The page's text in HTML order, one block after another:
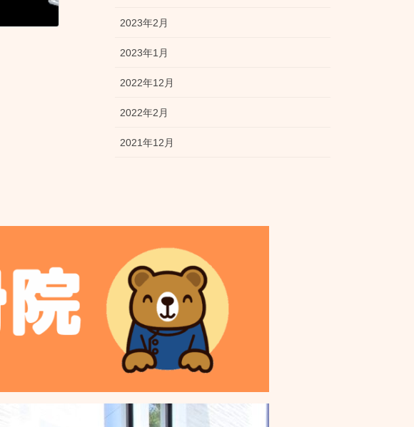
2023年2月
2023年1月
2022年12月
2022年2月
2021年12月